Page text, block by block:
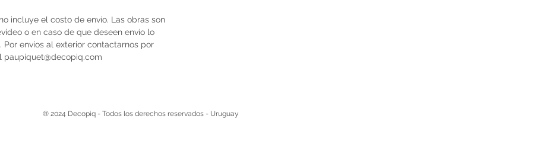
incluye el costo de envío. Las obras son
o en caso de que deseen envío lo
envíos al exterior contactarnos por
paupiquet@decopiq.com
® 2024 Decopiq - Todos los derechos reservados - Uruguay